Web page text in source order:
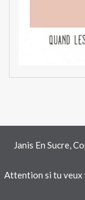
Janis En Sucre,
Attention si tu veux